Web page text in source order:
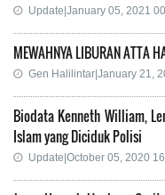
Update|January 05, 2021
MEWAHNYA LIBURAN ATTA
Gen Halilintar|January 21,
Biodata Kenneth William,
Islam yang Diciduk Polisi
Update|October 05, 2020